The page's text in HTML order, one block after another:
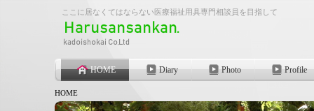
ここに居なくてはならない医療福祉用具専門相談員を目指して
HOME Diary Photo Profile
HOME